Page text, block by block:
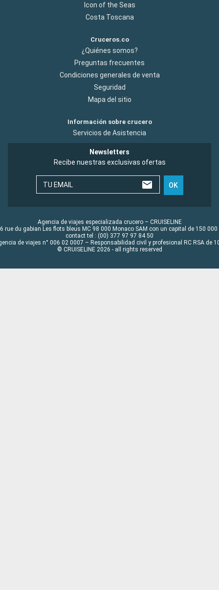
Icon of the Seas
Costa Toscana
Cruceros.co
¿Quiénes somos?
Preguntas frecuentes
Condiciones generales de venta
Seguridad
Mapa del sitio
Información sobre crucero
Servicios de Asistencia
Newsletters
Recibe nuestras exclusivas ofertas
TU EMAIL OK
Agencia de viajes especializada crucero – CRUISELINE
rue du gabian Les flots bleus MC 98 000 Monaco SAM con un capital de 150 000
contact tel : (00) 377 97 97 84 50
de viajes n° 006 02 0007 – Responsabilidad civil y profesional RC RSA de
© CRUISELINE 2026 - all rights reserved